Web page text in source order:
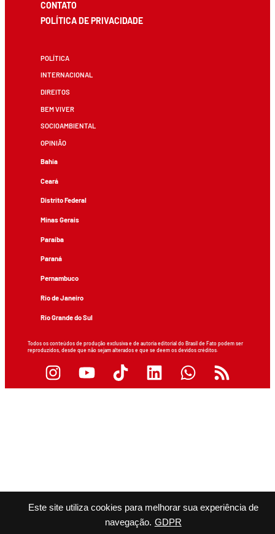
Este site utiliza cookies para melhorar sua experiência de
navegação. GDPR
CONTATO
POLÍTICA DE PRIVACIDADE
POLÍTICA
INTERNACIONAL
DIREITOS
BEM VIVER
SOCIOAMBIENTAL
OPINIÃO
Bahia
Ceará
Distrito Federal
Minas Gerais
Paraíba
Paraná
Pernambuco
Rio de Janeiro
Rio Grande do Sul
Todos os conteúdos de produção exclusiva e de autoria editorial do Brasil de Fato podem ser
reproduzidos, desde que não sejam alterados e que se deem os devidos créditos.